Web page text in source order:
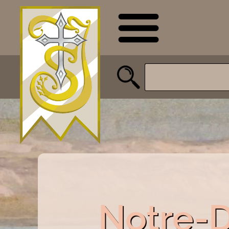
Notre-